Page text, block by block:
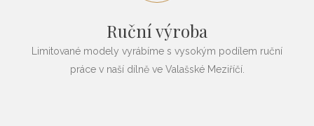
Ruční výroba
Limitované modely vyrábíme s vysokým podílem ruční
práce v naší dílně ve Valašské Meziříčí.